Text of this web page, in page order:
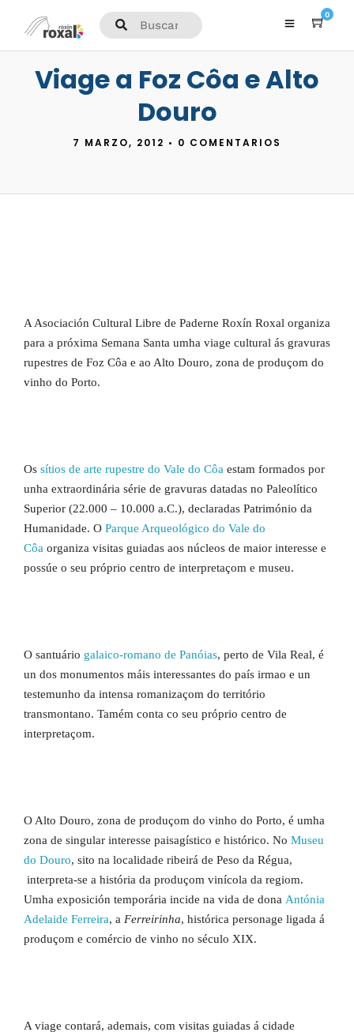
0
Viage a Foz Côa e Alto
Douro
7 MARZO, 2012 • 0 COMENTARIOS
A Asociación Cultural Libre de Paderne Roxín Roxal organiza
para a próxima Semana Santa umha viage cultural ás gravuras
rupestres de Foz Côa e ao Alto Douro, zona de produçom do
vinho do Porto.
Os sítios de arte rupestre do Vale do Côa estam formados por
unha extraordinária série de gravuras datadas no Paleolítico
Superior (22.000 – 10.000 a.C.), declaradas Património da
Humanidade. O Parque Arqueológico do Vale do
Côa organiza visitas guiadas aos núcleos de maior interesse e
possúe o seu próprio centro de interpretaçom e museu.
O santuário galaico-romano de Panóias, perto de Vila Real, é
un dos monumentos máis interessantes do país irmao e un
testemunho da intensa romanizaçom do território
transmontano. Tamém conta co seu próprio centro de
interpretaçom.
O Alto Douro, zona de produçom do vinho do Porto, é umha
zona de singular interesse paisagístico e histórico. No Museu
do Douro, sito na localidade ribeirá de Peso da Régua,
interpreta-se a história da produçom vinícola da regiom.
Umha exposición temporária incide na vida de dona Antónia
Adelaide Ferreira, a Ferreirinha, histórica personage ligada á
produçom e comércio de vinho no século XIX.
A viage contará, ademais, com visitas guiadas á cidade